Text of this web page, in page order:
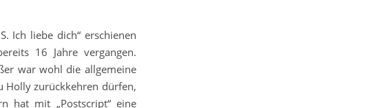
Ich liebe dich“ erschienen
16 Jahre vergangen.
war wohl die allgemeine
Holly zurückkehren dürfen,
hat mit „Postscript“ eine